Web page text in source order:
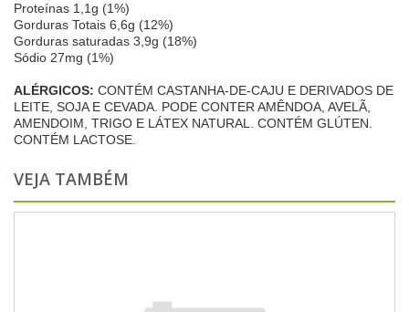
Proteínas 1,1g (1%)
Gorduras Totais 6,6g (12%)
Gorduras saturadas 3,9g (18%)
Sódio 27mg (1%)
ALÉRGICOS: CONTÉM CASTANHA-DE-CAJU E DERIVADOS DE
LEITE, SOJA E CEVADA. PODE CONTER AMÊNDOA, AVELÃ,
AMENDOIM, TRIGO E LÁTEX NATURAL. CONTÉM GLÚTEN.
CONTÉM LACTOSE.
VEJA TAMBÉM